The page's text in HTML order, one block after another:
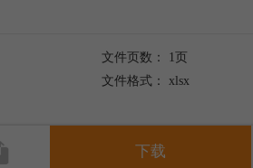
文件页数： 1页
文件格式： xlsx
下载